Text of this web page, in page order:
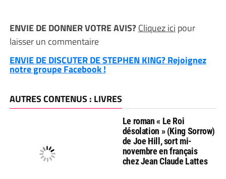
ENVIE DE DONNER VOTRE AVIS?Cliquez ici pour
laisser un commentaire
ENVIE DE DISCUTER DE STEPHEN KING? Rejoignez
notre groupe Facebook !
AUTRES CONTENUS : LIVRES
Le roman « Le Roi
désolation » (King Sorrow)
de Joe Hill, sort mi-
novembre en français
chez Jean Claude Lattes